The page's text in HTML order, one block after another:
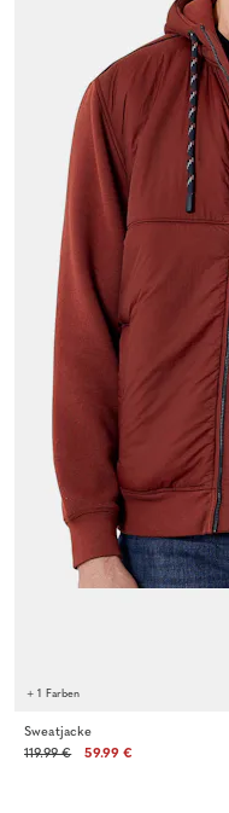
+ 1 Farben
Sweatjacke
119.99 €
59.99 €